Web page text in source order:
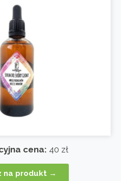
cena: 40 zł
na produkt →